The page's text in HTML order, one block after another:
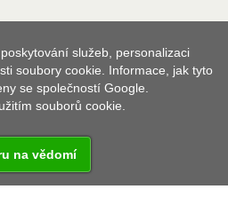
služeb, personalizaci
soubory cookie. Informace, jak tyto
se společností Google.
souborů cookie.
na vědomí